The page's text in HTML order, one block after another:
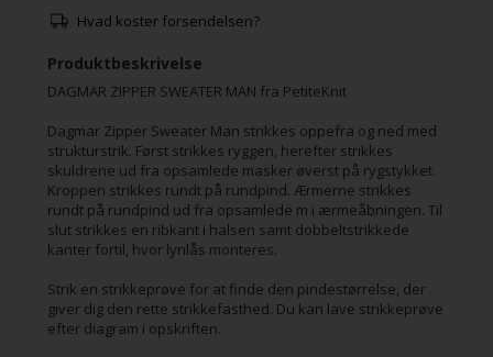
Hvad koster forsendelsen?
Produktbeskrivelse
DAGMAR ZIPPER SWEATER MAN fra PetiteKnit
Dagmar Zipper Sweater Man strikkes oppefra og ned med
strukturstrik. Først strikkes ryggen, herefter strikkes
skuldrene ud fra opsamlede masker øverst på rygstykket.
Kroppen strikkes rundt på rundpind. Ærmerne strikkes
rundt på rundpind ud fra opsamlede m i ærmeåbningen. Til
slut strikkes en ribkant i halsen samt dobbeltstrikkede
kanter fortil, hvor lynlås monteres.
Strik en strikkeprøve for at finde den pindestørrelse, der
giver dig den rette strikkefasthed. Du kan lave strikkeprøve
efter diagram i opskriften.